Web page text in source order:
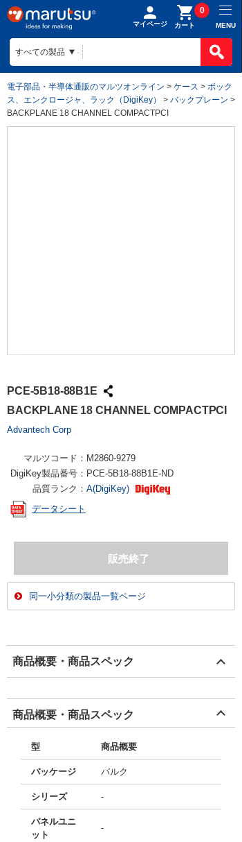
マイページ カート
0
MENU
電子部品・半導体通販のマルツオンライン > ケース > ボック
ス、エンクロージャ、ラック（DigiKey）
> バックプレーン >
BACKPLANE 18 CHANNEL COMPACTPCI
PCE-5B18-88B1E
BACKPLANE 18 CHANNEL COMPACTPCI
Advantech Corp
マルツコード： M2860-9279
DigiKey製品番号： PCE-5B18-88B1E-ND
品質ランク： A(DigiKey)
データシート
同一小分類の製品一覧ページ
商品概要・商品スペック
商品概要・商品スペック
型 商品概要
パッケージ バルク
シリーズ -
パネルユニ
ット
-